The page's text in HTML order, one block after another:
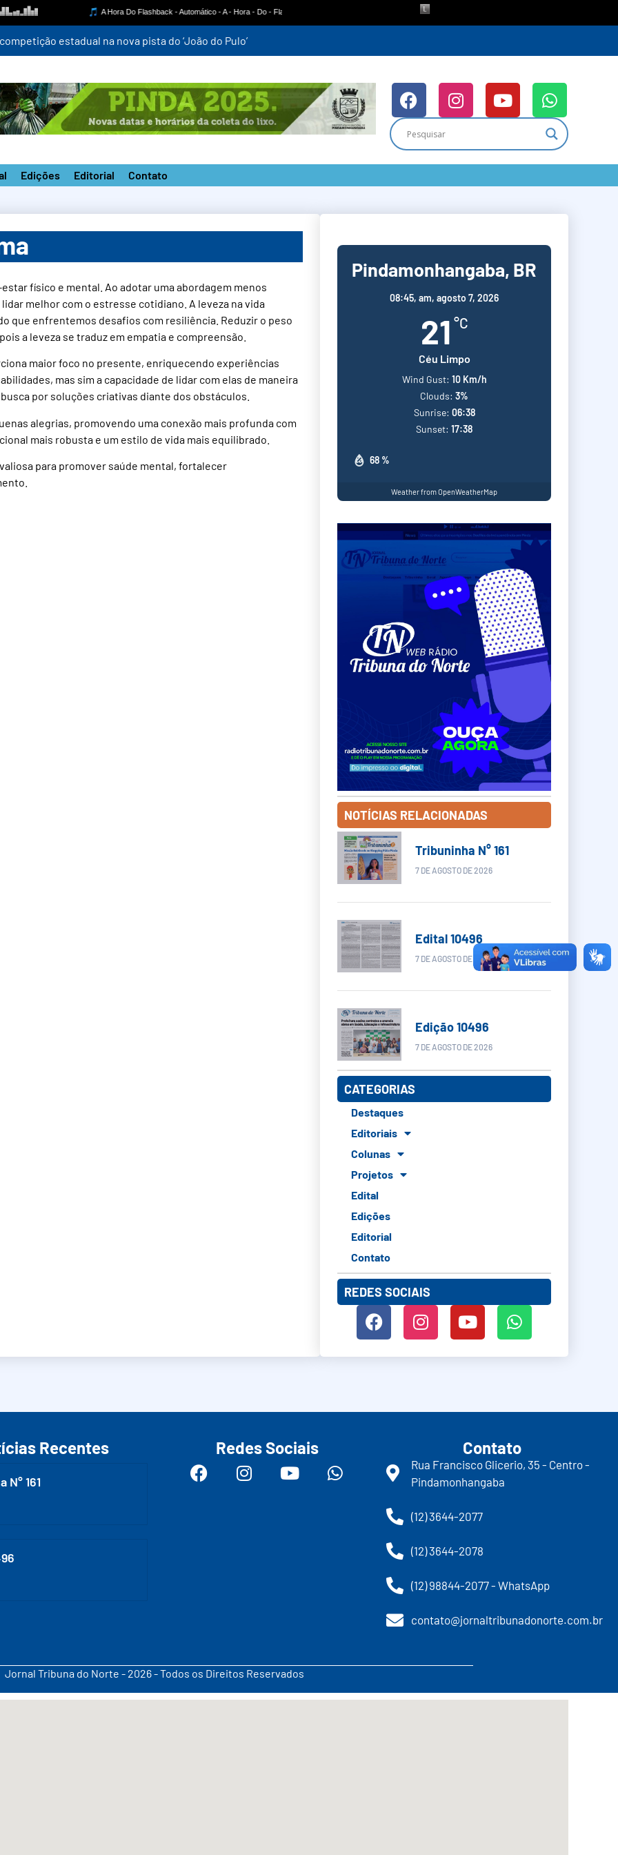
estadual na nova pista do ‘João do Pulo’
Edições Editorial Contato
físico e mental. Ao adotar uma abordagem menos
melhor com o estresse cotidiano. A leveza na vida
que enfrentemos desafios com resiliência. Reduzir o peso
a leveza se traduz em empatia e compreensão.
maior foco no presente, enriquecendo experiências
mas sim a capacidade de lidar com elas de maneira
por soluções criativas diante dos obstáculos.
alegrias, promovendo uma conexão mais profunda com
mais robusta e um estilo de vida mais equilibrado.
para promover saúde mental, fortalecer
Pindamonhangaba, BR
08:45, am, agosto 7, 2026
21 °C
Céu Limpo
68 %
Wind Gust: 10 Km/h
Clouds: 3%
Sunrise: 06:38
Sunset: 17:38
Weather from OpenWeatherMap
NOTÍCIAS RELACIONADAS
Tribuninha N° 161
7 DE AGOSTO DE 2026
Edital 10496
7 DE AGOSTO DE 2026
Edição 10496
7 DE AGOSTO DE 2026
CATEGORIAS
Destaques
Editoriais
Colunas
Projetos
Edital
Edições
Editorial
Contato
REDES SOCIAIS
Recentes
N° 161
Redes Sociais Contato
Rua Francisco Glicerio, 35 - Centro -
Pindamonhangaba
(12) 3644-2077
(12) 3644-2078
(12) 98844-2077 - WhatsApp
contato@jornaltribunadonorte.com.br
Jornal Tribuna do Norte - 2026 - Todos os Direitos Reservados